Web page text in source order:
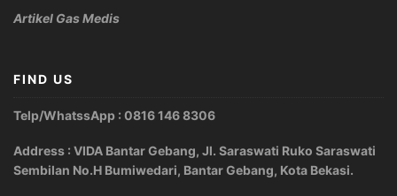
Artikel Gas Medis
FIND US
Telp/WhatssApp : 0816 146 8306
Address : VIDA Bantar Gebang, Jl. Saraswati Ruko Saraswati
Sembilan No.H Bumiwedari, Bantar Gebang, Kota Bekasi.